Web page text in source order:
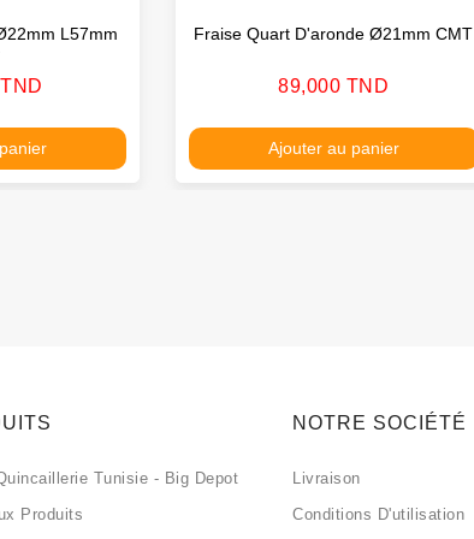
L57mm
Fraise Quart D'aronde Ø21mm CMT
Prix
89,000 TND
Ajouter au panier
Tunisie - Big Depot
Produits
NOTRE SOCIÉTÉ
Livraison
Conditions D'utilisation